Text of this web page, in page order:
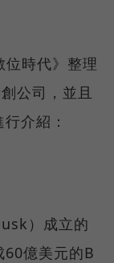
時代》整理
公司，並且
介紹：
）成立的
60億美元的B